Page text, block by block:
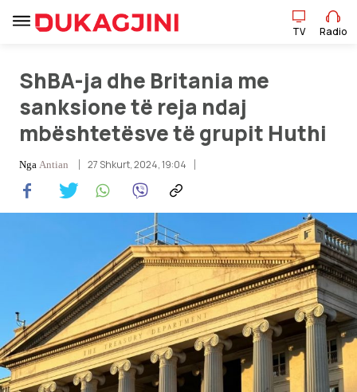
Sport
Kulturë
Showbiz
TV Radio
ShBA-ja dhe Britania me
sanksione të reja ndaj
mbështetësve të grupit Huthi
Nga Antian 27 Shkurt, 2024, 19:04